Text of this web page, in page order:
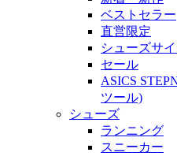
ベストセラー
直営限定
シューズサイ
セール
ASICS
ツール)
シューズ
ランニング
スニーカー